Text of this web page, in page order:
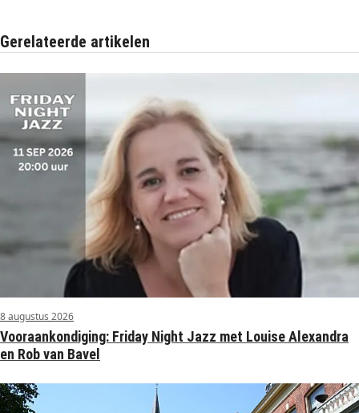
Gerelateerde artikelen
8 augustus 2026
Vooraankondiging: Friday Night Jazz met Louise Alexandra
en Rob van Bavel